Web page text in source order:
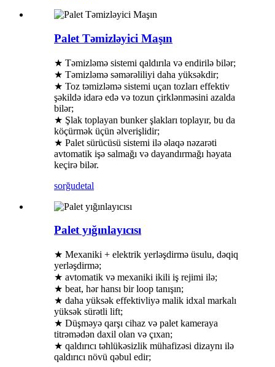
Palet Təmizləyici Maşın
★ Təmizləmə sistemi qaldırıla və endirilə bilər;
★ Təmizləmə səmərəliliyi daha yüksəkdir;
★ Toz təmizləmə sistemi uçan tozları effektiv
şəkildə idarə edə və tozun çirklənməsini azalda
bilər;
★ Şlak toplayan bunker şlakları toplayır, bu da
köçürmək üçün əlverişlidir;
★ Palet sürücüsü sistemi ilə əlaqə nəzarəti
avtomatik işə salmağı və dayandırmağı həyata
keçirə bilər.
sorğudetal
Palet yığınlayıcısı
★ Mexaniki + elektrik yerləşdirmə üsulu, dəqiq
yerləşdirmə;
★ avtomatik və mexaniki ikili iş rejimi ilə;
★ beat, hər hansı bir loop tanışın;
★ daha yüksək effektivliyə malik idxal markalı
yüksək sürətli lift;
★ Düşməyə qarşı cihaz və palet kameraya
titrəmədən daxil olan və çıxan;
★ qaldırıcı təhlükəsizlik mühafizəsi dizaynı ilə
qaldırıcı növü qəbul edir;